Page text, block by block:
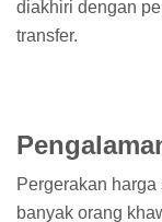
diakhiri dengan
transfer.
Pergerakan
banyak orang